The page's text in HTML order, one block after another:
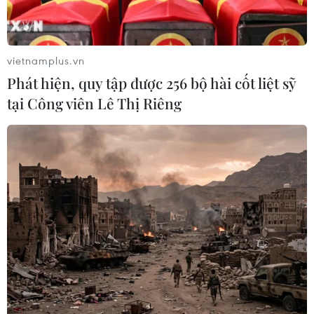
Bắt giữ 4 đối tượng trộm chó,
dùng súng tự chế tấn công công an
10/08/2026 04:36
Cảnh báo các thủ đoạn
lừa đảo trong mùa tựu trường
10/08/2026 03:08
Lào Cai: Khởi tố 2 đối tượng sản xuất,
buôn bán hơn 22 tấn gạo giả Séng Cù
09/08/2026 22:44
vietnamplus.vn
Phát hiện, quy tập được 256 bộ hài cốt liệt sỹ
tại Công viên Lê Thị Riêng